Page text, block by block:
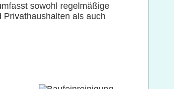
sowohl regelmäßige
als auch